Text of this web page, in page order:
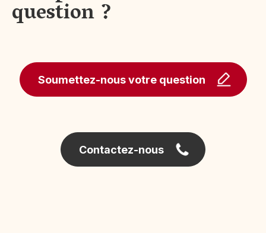
question ?
Soumettez-nous votre question
Contactez-nous